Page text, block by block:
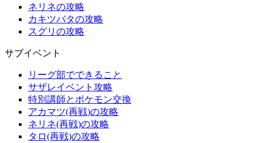
ネリネの攻略
カキツバタの攻略
スグリの攻略
サブイベント
リーグ部でできること
サザレイベント攻略
特別講師とポケモン交換
アカマツ(再戦)の攻略
ネリネ(再戦)の攻略
タロ(再戦)の攻略